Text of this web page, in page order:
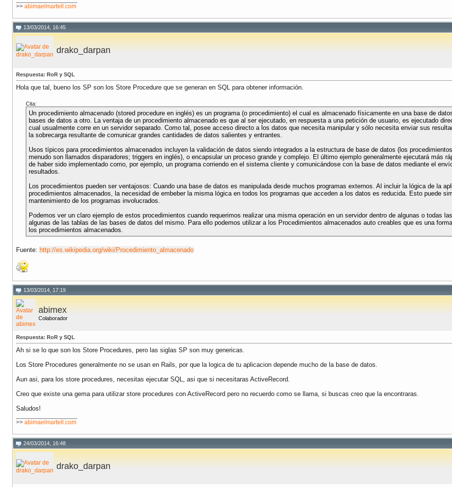
>> abimaelmartell.com
13/03/2014, 16:45
drako_darpan
Respuesta: RoR y SQL
Hola que tal, bueno los SP son los Store Procedure que se generan en SQL para obtener información.
Cita:
Un procedimiento almacenado (stored procedure en inglés) es un programa (o procedimiento) el cual es almacenado físicamente en una base de
bases de datos a otro. La ventaja de un procedimiento almacenado es que al ser ejecutado, en respuesta a una petición de usuario, es ejecutado
cual usualmente corre en un servidor separado. Como tal, posee acceso directo a los datos que necesita manipular y sólo necesita enviar sus
la sobrecarga resultante de comunicar grandes cantidades de datos salientes y entrantes.
Usos típicos para procedimientos almacenados incluyen la validación de datos siendo integrados a la estructura de base de datos (los
menudo son llamados disparadores; triggers en inglés), o encapsular un proceso grande y complejo. El último ejemplo generalmente ejecutará más
de haber sido implementado como, por ejemplo, un programa corriendo en el sistema cliente y comunicándose con la base de datos mediante el
resultados.
Los procedimientos pueden ser ventajosos: Cuando una base de datos es manipulada desde muchos programas externos. Al incluir la lógica de la
procedimientos almacenados, la necesidad de embeber la misma lógica en todos los programas que acceden a los datos es reducida. Esto puede
mantenimiento de los programas involucrados.
Podemos ver un claro ejemplo de estos procedimientos cuando requerimos realizar una misma operación en un servidor dentro de algunas o todas
algunas de las tablas de las bases de datos del mismo. Para ello podemos utilizar a los Procedimientos almacenados auto creables que es una
los procedimientos almacenados.
Fuente: http://es.wikipedia.org/wiki/Procedimiento_almacenado
13/03/2014, 17:19
abimex
Colaborador
Respuesta: RoR y SQL
Ah si se lo que son los Store Procedures, pero las siglas SP son muy genericas.
Los Store Procedures generalmente no se usan en Rails, por que la logica de tu aplicacion depende mucho de la base de datos.
Aun asi, para los store procedures, necesitas ejecutar SQL, asi que si necesitaras ActiveRecord.
Creo que existe una gema para utilizar store procedures con ActiveRecord pero no recuerdo como se llama, si buscas creo que la encontraras.
Saludos!
>> abimaelmartell.com
24/03/2014, 16:48
drako_darpan